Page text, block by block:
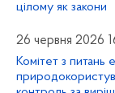
цілому як закони
26 червня 2026
Комітет з питань